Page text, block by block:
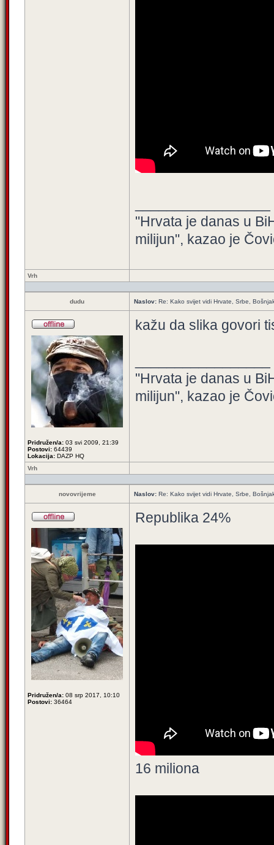
"Hrvata je danas u
milijun", kazao je
Vrh
dudu Naslov: Re: Kako svijet vidi Hrvate, Srbe,
Pridružen/a: 03 svi 2009, 21:39
Postovi: 64439
Lokacija: DAZP HQ
kažu da slika govori
"Hrvata je danas u
milijun", kazao je
Vrh
novovrijeme Naslov: Re: Kako svijet vidi Hrvate, Srbe,
Pridružen/a: 08 srp 2017, 10:10
Postovi: 36464
Republika 24%
16 miliona